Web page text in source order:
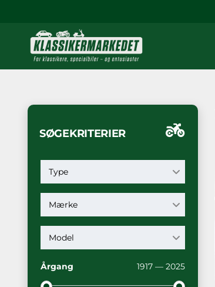
SØGEKRITERIER
Type
Mærke
Model
Årgang 1917 — 2025